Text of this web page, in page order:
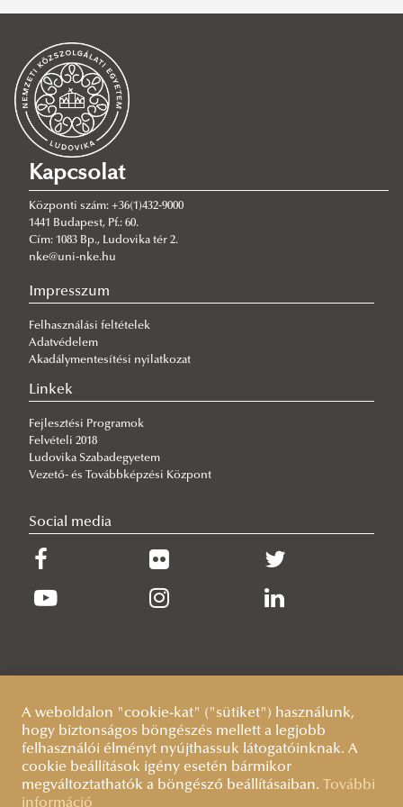
ÁNTK Kari Részönkormányzat
Elérhetőség
ÁNTK Kari Részönkormányzat
Bizottságok
Hirdetmények
HHK Kari Részönkormányzat
HHK Kari Részönkormányzat Bemutatkozás
Elérhetőség
Bizottságok
Hirdetmények
Kisokos
Hivatásos Kisokos
Civil Kisokos
NITK Kari Részönkormányzat
Elérhetőségek
NITK Mentorfelvétel
Bizottságok
RTK Kari Részönkormányzat
RTK Kari Részönkormányzat
Elérhetőség
Pályázatok
VTK Kari Részönkormányzat
VTK Kari Részönkormányzat
Elérhetőség
Bizottságok
Hirdetmények
Kapcsolat
Központi szám: +36(1)432-9000
1441 Budapest, Pf.: 60.
Cím: 1083 Bp., Ludovika tér 2.
nke@uni-nke.hu
Impresszum
Felhasználási feltételek
Adatvédelem
Akadálymentesítési nyilatkozat
Linkek
Fejlesztési Programok
Felvételi 2018
Ludovika Szabadegyetem
Vezető- és Továbbképzési Központ
Social media
A weboldalon "cookie-kat" ("sütiket") használunk,
hogy biztonságos böngészés mellett a legjobb
felhasználói élményt nyújthassuk látogatóinknak. A
cookie beállítások igény esetén bármikor
megváltoztathatók a böngésző beállításaiban.
További
információ